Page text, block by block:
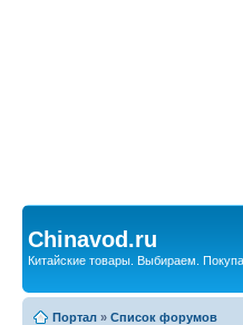
Chinavod.ru
Китайские товары. Выбираем.
Портал » Список форумов